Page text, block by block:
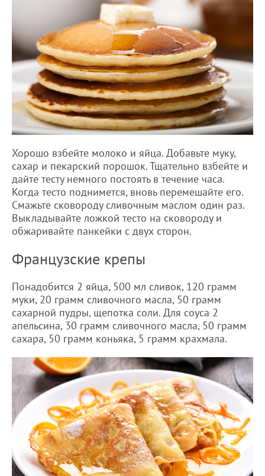
Хорошо взбейте молоко и яйца. Добавьте муку,
сахар и пекарский порошок. Тщательно взбейте и
дайте тесту немного постоять в течение часа.
Когда тесто поднимется, вновь перемешайте его.
Смажьте сковороду сливочным маслом один раз.
Выкладывайте ложкой тесто на сковороду и
обжаривайте панкейки с двух сторон.
Французские крепы
Понадобится 2 яйца, 500 мл сливок, 120 грамм
муки, 20 грамм сливочного масла, 50 грамм
сахарной пудры, щепотка соли. Для соуса 2
апельсина, 30 грамм сливочного масла, 50 грамм
сахара, 50 грамм коньяка, 5 грамм крахмала.